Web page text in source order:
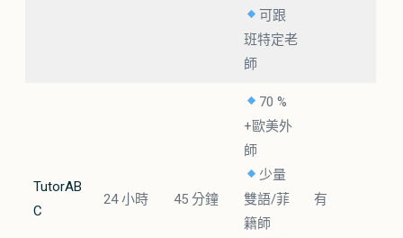
可跟
班特定老
師
TutorAB
C
24 小時 45 分鐘
70 %
+歐美外
師
少量
雙語/菲
籍師
有